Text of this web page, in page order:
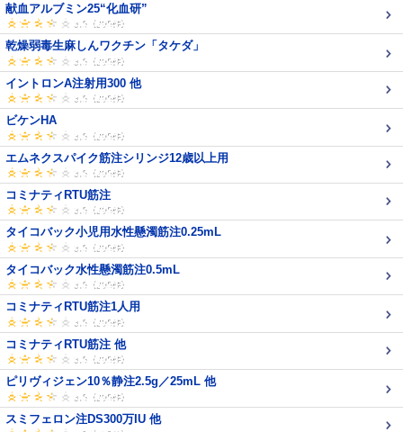
献血アルブミン25“化血研”
乾燥弱毒生麻しんワクチン「タケダ」
イントロンA注射用300 他
ビケンHA
エムネクスパイク筋注シリンジ12歳以上用
コミナティRTU筋注
タイコバック小児用水性懸濁筋注0.25mL
タイコバック水性懸濁筋注0.5mL
コミナティRTU筋注1人用
コミナティRTU筋注 他
ピリヴィジェン10％静注2.5g／25mL 他
スミフェロン注DS300万IU 他